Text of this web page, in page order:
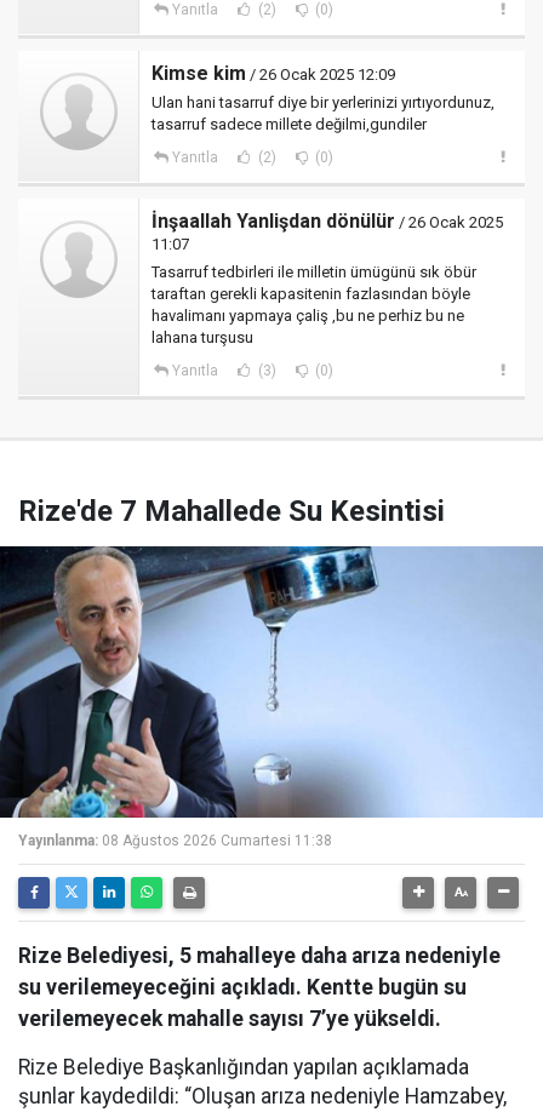
Yanıtla (2) (0)
Kimse kim / 26 Ocak 2025 12:09
Ulan hani tasarruf diye bir yerlerinizi yırtıyordunuz,
tasarruf sadece millete değilmi,gundiler
Yanıtla (2) (0)
İnşaallah Yanlişdan dönülür / 26 Ocak 2025
11:07
Tasarruf tedbirleri ile milletin ümügünü sık öbür
taraftan gerekli kapasitenin fazlasından böyle
havalimanı yapmaya çaliş ,bu ne perhiz bu ne
lahana turşusu
Yanıtla (3) (0)
Rize'de 7 Mahallede Su Kesintisi
Yayınlanma: 08 Ağustos 2026 Cumartesi 11:38
Rize Belediyesi, 5 mahalleye daha arıza nedeniyle
su verilemeyeceğini açıkladı. Kentte bugün su
verilemeyecek mahalle sayısı 7’ye yükseldi.
Rize Belediye Başkanlığından yapılan açıklamada
şunlar kaydedildi: “Oluşan arıza nedeniyle Hamzabey,